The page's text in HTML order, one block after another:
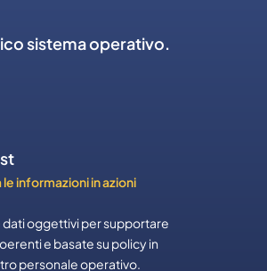
sistema operativo.
informazioni in azioni
dati oggettivi per supportare
e basate su policy in
personale operativo.